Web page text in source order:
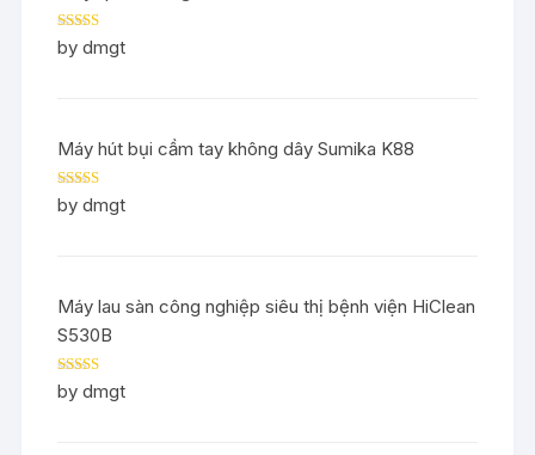
Rated5out
of 5
by dmgt
Máy hút bụi cầm tay không dây Sumika K88
Rated5out
of 5
by dmgt
Máy lau sàn công nghiệp siêu thị bệnh viện HiClean
S530B
Rated5out
of 5
by dmgt